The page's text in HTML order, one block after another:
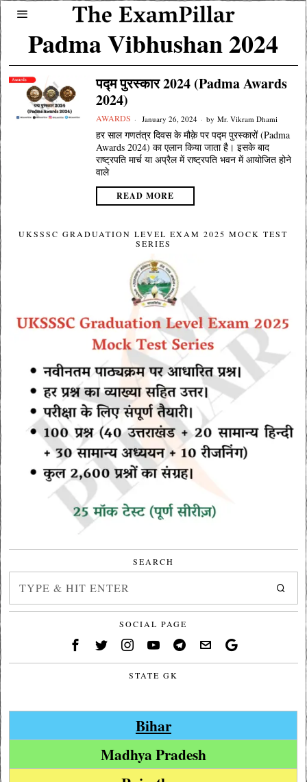
Padma Vibhushan 2024
पद्म पुरस्कार 2024 (Padma Awards
2024)
AWARDS January 26, 2024 by Mr. Vikram Dhami
हर साल गणतंत्र दिवस के मौक़े पर पद्म पुरस्कारों (Padma
Awards 2024) का एलान किया जाता है। इसके बाद
राष्ट्रपति मार्च या अप्रैल में राष्ट्रपति भवन में आयोजित होने
वाले
READ MORE
UKSSSC GRADUATION LEVEL EXAM 2025 MOCK TEST
SERIES
SEARCH
SOCIAL PAGE
STATE GK
Bihar
Madhya Pradesh